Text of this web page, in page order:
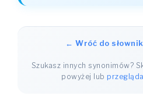
← Wróć do
Szukasz innych synonimów?
powyżej lub